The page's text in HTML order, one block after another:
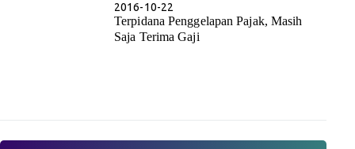
2016-10-22
Terpidana Penggelapan Pajak, Masih
Saja Terima Gaji